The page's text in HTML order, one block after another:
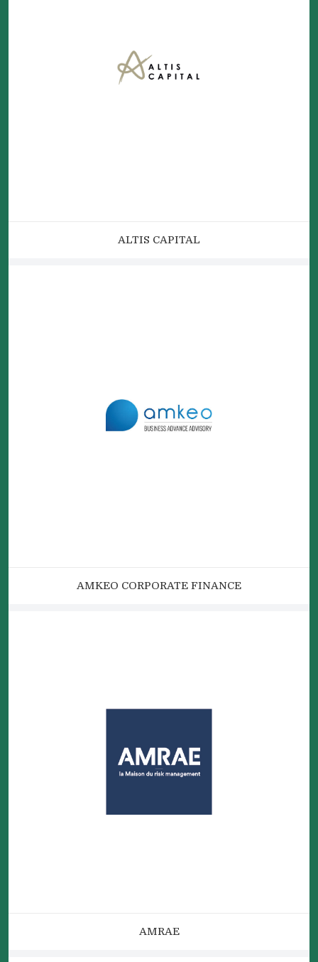
ALTIS CAPITAL
AMKEO CORPORATE FINANCE
AMRAE